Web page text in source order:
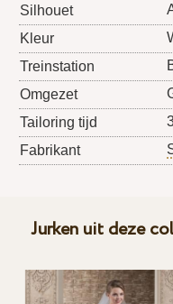
Silhouet
Kleur
Treinstation
Omgezet
Tailoring tijd
Fabrikant
Jurken uit deze